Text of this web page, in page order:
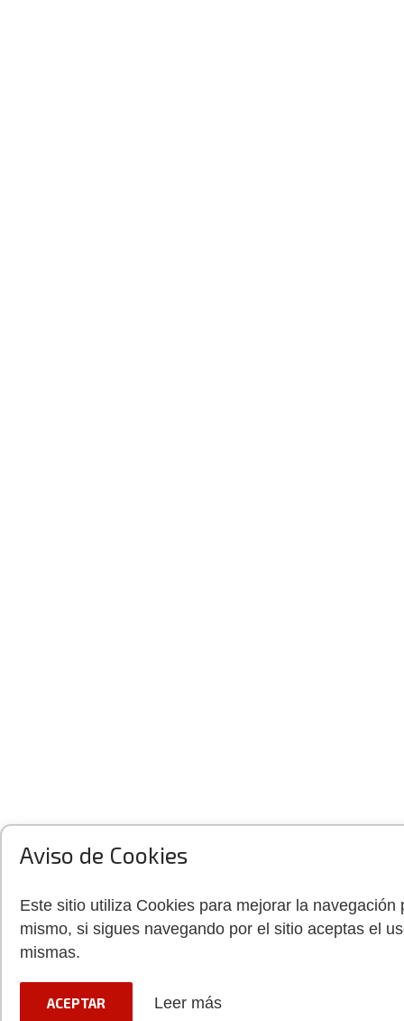
Aviso de Cookies
Este sitio utiliza Cookies para mejorar la navegación
mismo, si sigues navegando por el sitio aceptas el
mismas.
ACEPTAR Leer más